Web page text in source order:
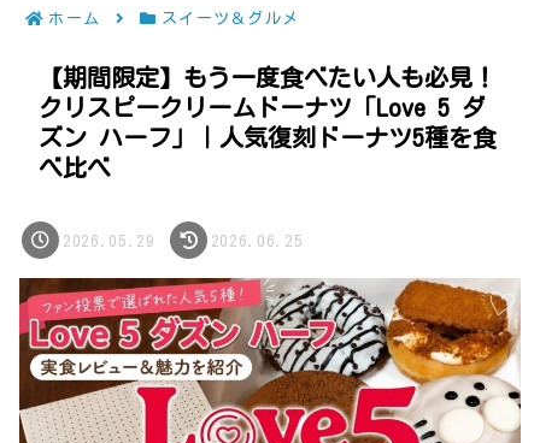
ホーム スイーツ＆グルメ
【期間限定】もう一度食べたい人も必見！
クリスピークリームドーナツ「Love 5 ダ
ズン ハーフ」｜人気復刻ドーナツ5種を食
べ比べ
2026.05.29 2026.06.25